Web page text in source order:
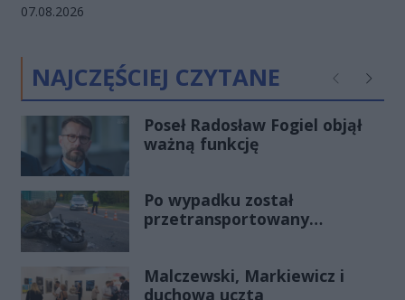
Data dodania galerii:
07.08.2026
NAJCZĘŚCIEJ CZYTANE Poprzednie
Poseł Radosław Fogiel objął
ważną funkcję
Po wypadku został
przetransportowany
Malczewski, Markiewicz i
duchowa uczta